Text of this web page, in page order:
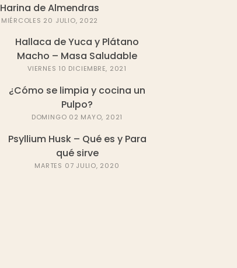
Harina de Almendras
MIÉRCOLES 20 JULIO, 2022
Hallaca de Yuca y Plátano
Macho – Masa Saludable
VIERNES 10 DICIEMBRE, 2021
¿Cómo se limpia y cocina un
Pulpo?
DOMINGO 02 MAYO, 2021
Psyllium Husk – Qué es y Para
qué sirve
MARTES 07 JULIO, 2020